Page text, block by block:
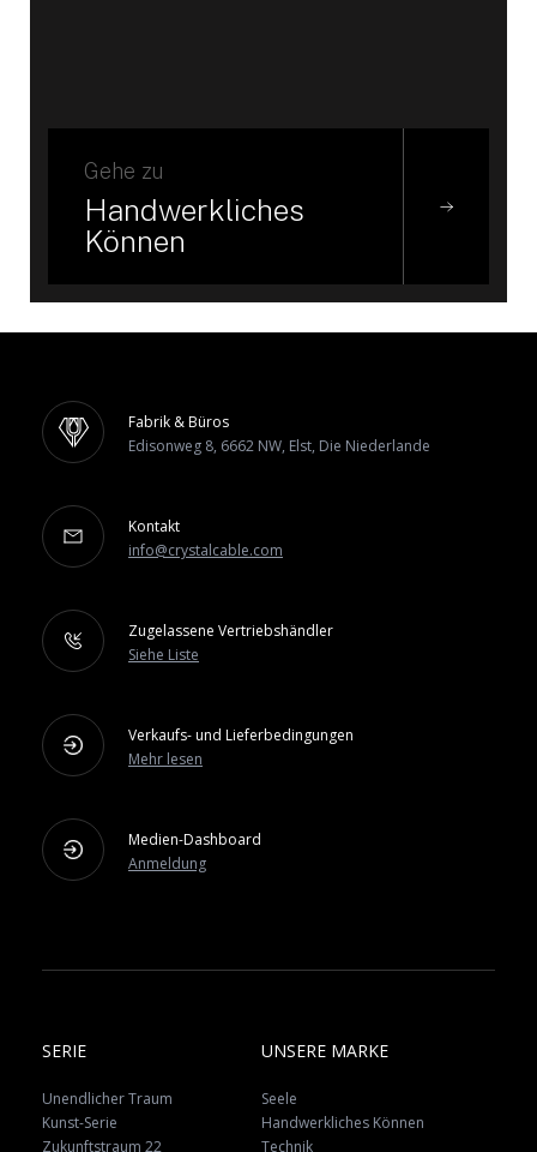
Gehe zu
Handwerkliches
Können
Fabrik & Büros
Edisonweg 8, 6662 NW, Elst, Die Niederlande
Kontakt
info@crystalcable.com
Zugelassene Vertriebshändler
Siehe Liste
Verkaufs- und Lieferbedingungen
Mehr lesen
Medien-Dashboard
Anmeldung
SERIE
Unendlicher Traum
Kunst-Serie
Zukunftstraum 22
UNSERE MARKE
Seele
Handwerkliches Können
Technik